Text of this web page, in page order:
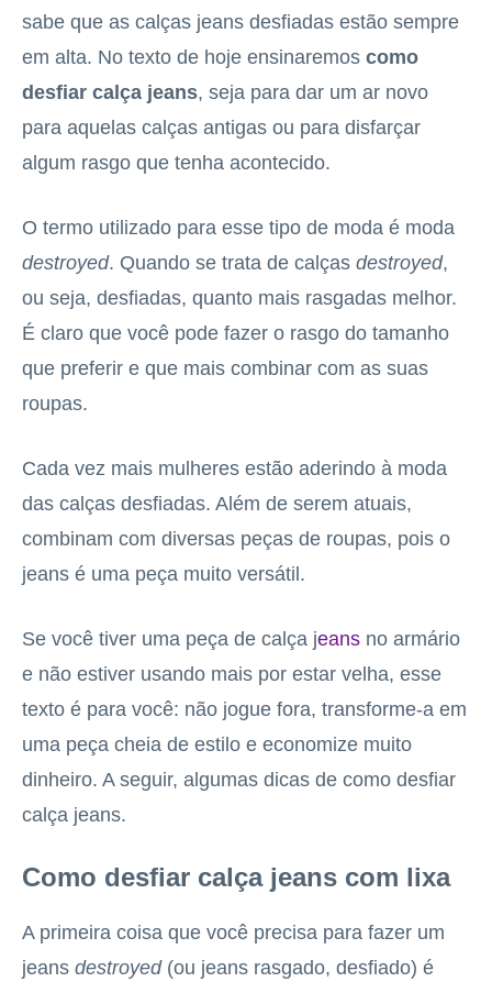
sabe que as calças jeans desfiadas estão sempre
em alta. No texto de hoje ensinaremos como
desfiar calça jeans, seja para dar um ar novo
para aquelas calças antigas ou para disfarçar
algum rasgo que tenha acontecido.
O termo utilizado para esse tipo de moda é moda
destroyed. Quando se trata de calças destroyed,
ou seja, desfiadas, quanto mais rasgadas melhor.
É claro que você pode fazer o rasgo do tamanho
que preferir e que mais combinar com as suas
roupas.
Cada vez mais mulheres estão aderindo à moda
das calças desfiadas. Além de serem atuais,
combinam com diversas peças de roupas, pois o
jeans é uma peça muito versátil.
Se você tiver uma peça de calça jeans no armário
e não estiver usando mais por estar velha, esse
texto é para você: não jogue fora, transforme-a em
uma peça cheia de estilo e economize muito
dinheiro. A seguir, algumas dicas de como desfiar
calça jeans.
Como desfiar calça jeans com lixa
A primeira coisa que você precisa para fazer um
jeans destroyed(ou jeans rasgado, desfiado) é